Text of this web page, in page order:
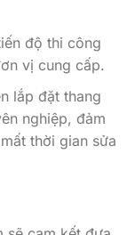
độ thi công
vị cung cấp.
lắp đặt thang
nghiệp, đảm
thời gian sửa